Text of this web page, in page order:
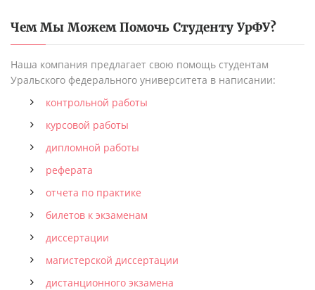
Чем Мы Можем Помочь Студенту УрФУ?
Наша компания предлагает свою помощь студентам
Уральского федерального университета в написании:
контрольной работы
курсовой работы
дипломной работы
реферата
отчета по практике
билетов к экзаменам
диссертации
магистерской диссертации
дистанционного экзамена